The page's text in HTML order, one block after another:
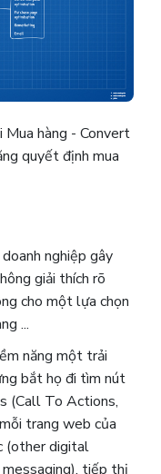
Mua hàng - Convert
quyết định mua
nghiệp gây
giải thích rõ
cho một lựa chọn
...
năng một trải
bắt họ đi tìm nút
(Call To Actions,
trang web của
(other digital
tiếp thị